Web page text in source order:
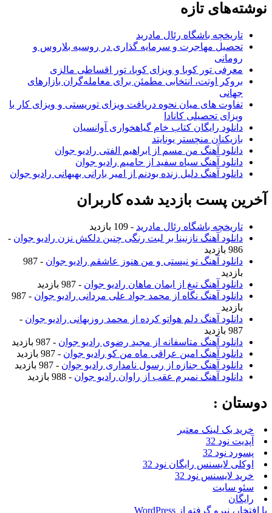
نوشته‌های تازه
تاریخچه باشگاه رئال مادرید
تحصیل مهاجرت و سرمایه گذاری در روسیه بلاروس و
رومانی
معرفی تور کوبا و ویزای کوبا، تور اقساطی مالزی
بروکر اوتت، انتخابی مطمئن برای معامله‌گران بازارهای
جهانی
تفاوت های میان نحوه دریافت ویزای توریستی و ویزای کار با
ویزای تحصیلی کانادا
دانلود رایگان کتاب خام گیاهخواری آوانسیان
بازیکنان منچستر یونایتد
دانلود آهنگ من مسم از ابراهیم الفتی رادیو جوان
دانلود آهنگ سیاه سفید از حامیم رادیو جوان
دانلود آهنگ دلیل زنده بودنم از امیر بارانی بهبهانی رادیو جوان
آخرین پست بازدید شده کاربران
تاریخچه باشگاه رئال مادرید - 109 بازدید
دانلود آهنگ نازنینا بر لبت رنگی چنین دلکش نزن رادیو جوان -
986 بازدید
دانلود آهنگ تو نیستی و من هنوز عاشقم رادیو جوان
- 987
بازدید
دانلود آهنگ تیغ از ایمان ماهان رادیو جوان - 987 بازدید
دانلود آهنگ نگاه از محمد جواد علی مردانی رادیو جوان
- 987
بازدید
دانلود آهنگ دلم هواتو کرده از محمد روزبهانی رادیو جوان -
987 بازدید
دانلود آهنگ متاسفانه از مجید رضوی رادیو جوان - 987 بازدید
دانلود آهنگ امین عراقی ماه من کو رادیو جوان - 987 بازدید
دانلود آهنگ جنازه از رسول نامداری رادیو جوان - 987 بازدید
دانلود آهنگ نمیرم عقب از راوان رادیو جوان - 988 بازدید
دوستان :
خرید بک لینک معتبر
آپدیت نود 32
پسورد نود 32
اوکلی لایسنس رایگان نود 32
خرید لایسنس نود 32
سئو سایت
رایگان
با افتخار، نیرو گرفته از WordPress